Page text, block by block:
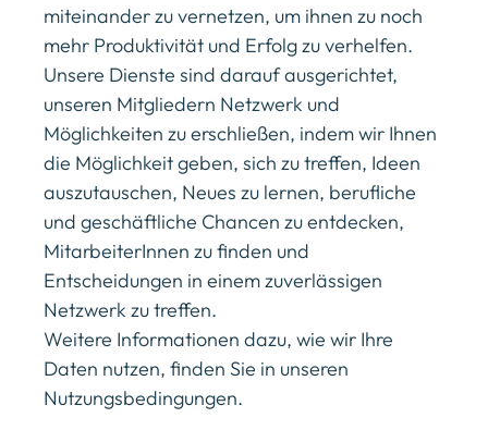
miteinander zu vernetzen, um ihnen zu noch
mehr Produktivität und Erfolg zu verhelfen.
Unsere Dienste sind darauf ausgerichtet,
unseren Mitgliedern Netzwerk und
Möglichkeiten zu erschließen, indem wir Ihnen
die Möglichkeit geben, sich zu treffen, Ideen
auszutauschen, Neues zu lernen, berufliche
und geschäftliche Chancen zu entdecken,
MitarbeiterInnen zu finden und
Entscheidungen in einem zuverlässigen
Netzwerk zu treffen.
Weitere Informationen dazu, wie wir Ihre
Daten nutzen, finden Sie in unseren
Nutzungsbedingungen.